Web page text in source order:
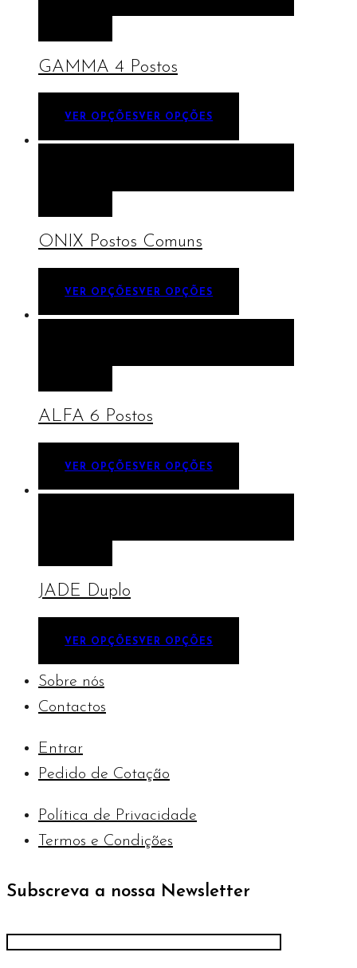
GAMMA 4 Postos
VER OPÇÕESVER OPÇÕES
ONIX Postos Comuns
VER OPÇÕESVER OPÇÕES
ALFA 6 Postos
VER OPÇÕESVER OPÇÕES
JADE Duplo
VER OPÇÕESVER OPÇÕES
Sobre nós
Contactos
Entrar
Pedido de Cotação
Política de Privacidade
Termos e Condições
Subscreva a nossa Newsletter